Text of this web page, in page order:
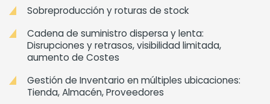
Sobreproducción y roturas de stock
Cadena de suministro dispersa y lenta:
Disrupciones y retrasos, visibilidad limitada,
aumento de Costes
Gestión de Inventario en múltiples ubicaciones:
Tienda, Almacén, Proveedores